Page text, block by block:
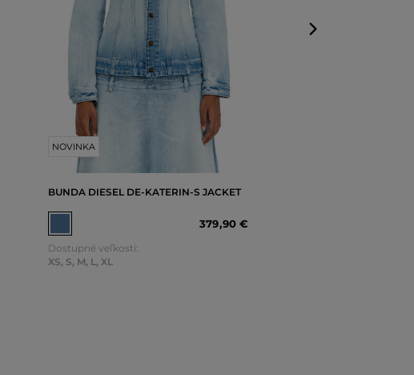
NOVINKA
BUNDA DIESEL DE-KATERIN-S JACKET
379,90 €
Dostupné veľkosti:
XS, S, M, L, XL